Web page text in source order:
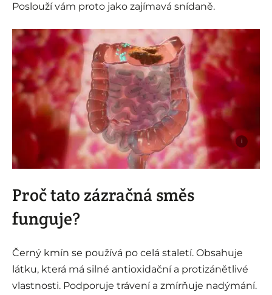
Poslouží vám proto jako zajímavá snídaně.
i
Proč tato zázračná směs
funguje?
Černý kmín se používá po celá staletí. Obsahuje
látku, která má silné antioxidační a protizánětlivé
vlastnosti. Podporuje trávení a zmírňuje nadýmání.